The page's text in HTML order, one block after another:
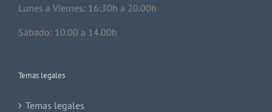
Lunes a Viernes: 16:30h a 20.00h
Sábado: 10.00 a 14.00h
Temas legales
Temas legales